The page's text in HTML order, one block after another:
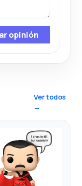
opinión
Ver todos
→